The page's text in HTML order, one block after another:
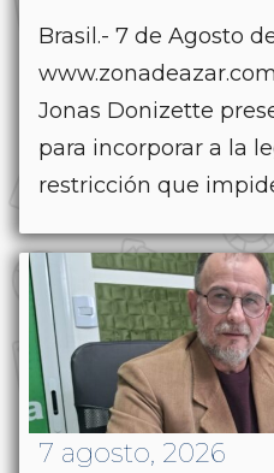
Brasil.- 7 de Agosto de
Jonas Donizette
para incorporar a la
restricción que
7 agosto, 2026